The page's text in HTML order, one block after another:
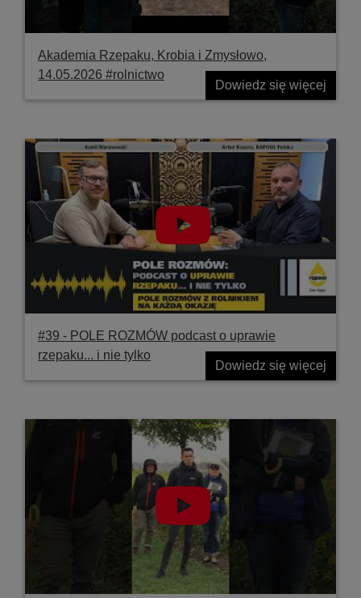
Akademia Rzepaku, Krobia i Zmysłowo,
14.05.2026 #rolnictwo
Dowiedz się więcej
#39 ‐ POLE ROZMÓW podcast o uprawie
rzepaku... i nie tylko
Dowiedz się więcej